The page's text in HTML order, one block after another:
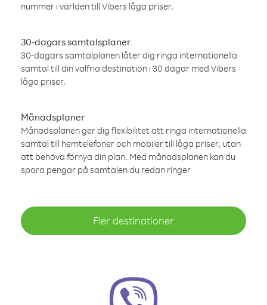
nummer i världen till Vibers låga priser.
30-dagars samtalsplaner
30-dagars samtalplanen låter dig ringa internationella
samtal till din valfria destination i 30 dagar med Vibers
låga priser.
Månadsplaner
Månadsplanen ger dig flexibilitet att ringa internationella
samtal till hemtelefoner och mobiler till låga priser, utan
att behöva förnya din plan. Med månadsplanen kan du
spara pengar på samtalen du redan ringer
Fler destinationer